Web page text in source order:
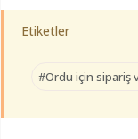
Etiketler
#Ordu için sipariş